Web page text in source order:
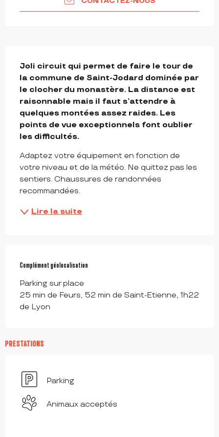
Joli circuit qui permet de faire le tour de
la commune de Saint-Jodard dominée par
le clocher du monastère. La distance est
raisonnable mais il faut s’attendre à
quelques montées assez raides. Les
points de vue exceptionnels font oublier
les difficultés.
Adaptez votre équipement en fonction de
votre niveau et de la météo. Ne quittez pas les
sentiers. Chaussures de randonnées
recommandées.
Lire la suite
Complément géolocalisation
Complément géolocalisation
Parking sur place
25 min de Feurs, 52 min de Saint-Etienne, 1h22
de Lyon
PRESTATIONS
Parking
Animaux acceptés